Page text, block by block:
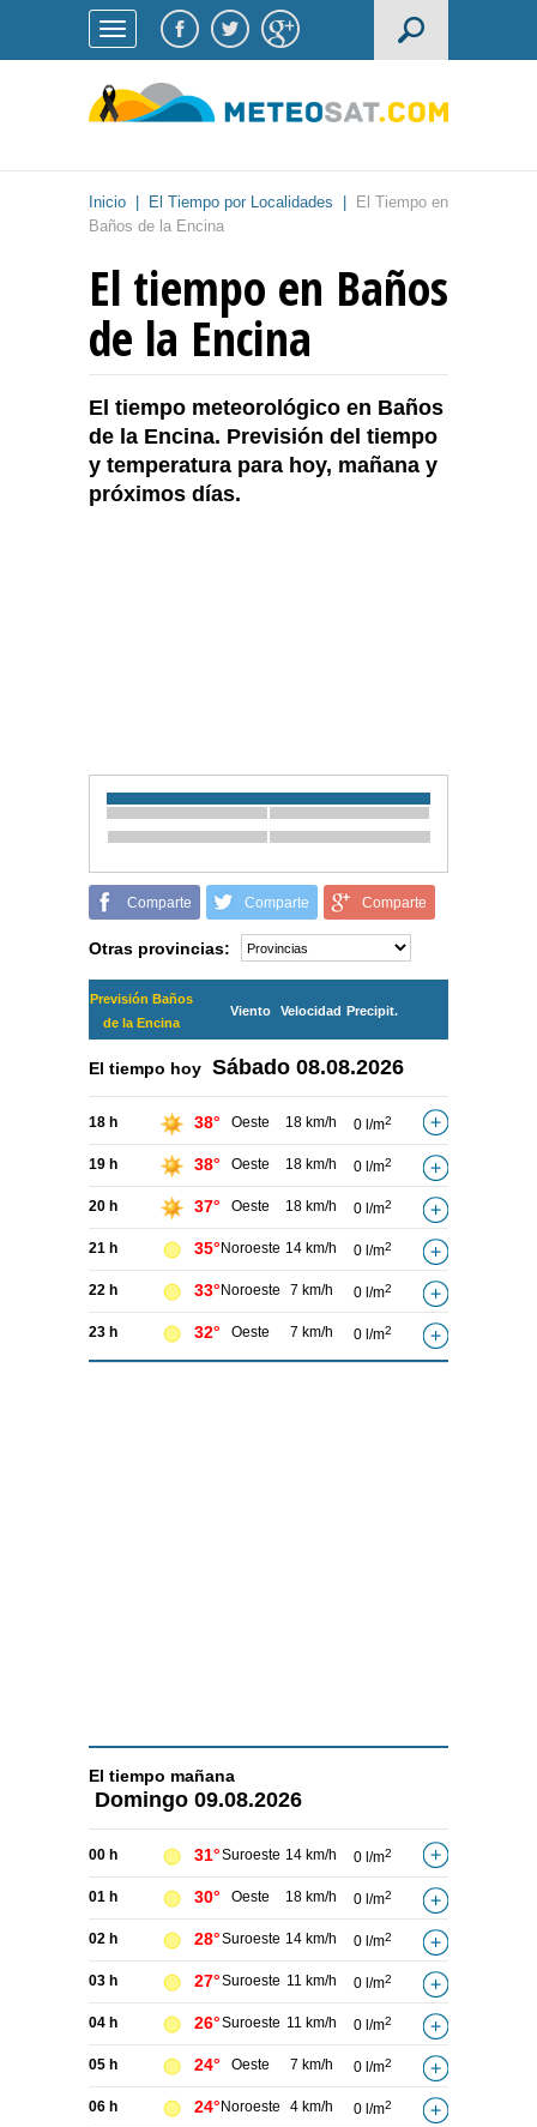
Inicio El Tiempo por Localidades
El Tiempo en
Baños de la Encina
El tiempo en Baños
de la Encina
El tiempo meteorológico en Baños
de la Encina. Previsión del tiempo
y temperatura para hoy, mañana y
próximos días.
Comparte Comparte Comparte
Otras provincias:
Previsión Baños
de la Encina
Viento Velocidad Precipit.
El tiempo hoy Sábado 08.08.2026
18 h 38° Oeste 18 km/h 0 l/m2
19 h 38° Oeste 18 km/h 0 l/m2
20 h 37° Oeste 18 km/h 0 l/m2
21 h 35° Noroeste 14 km/h 0 l/m2
22 h 33° Noroeste 7 km/h 0 l/m2
23 h 32° Oeste 7 km/h 0 l/m2
El tiempo mañana
Domingo 09.08.2026
00 h 31°Suroeste 14 km/h 0 l/m2
01 h 30° Oeste 18 km/h 0 l/m2
02 h 28°Suroeste 14 km/h 0 l/m2
03 h 27°Suroeste 11 km/h 0 l/m2
04 h 26°Suroeste 11 km/h 0 l/m2
05 h 24° Oeste 7 km/h 0 l/m2
06 h 24° Noroeste 4 km/h 0 l/m2